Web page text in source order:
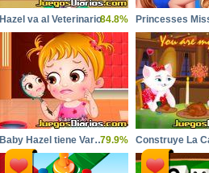
Hazel va al Veterinario84.8%
Baby Hazel tiene Varicela79.9%